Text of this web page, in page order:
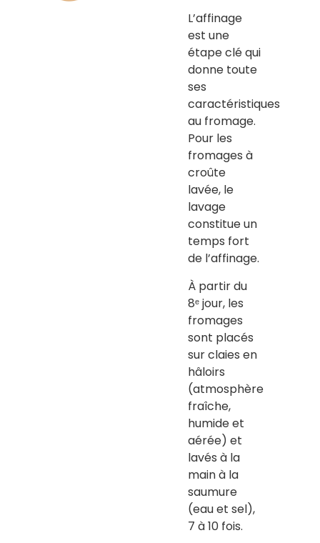
L’affinage
est une
étape clé qui
donne toute
ses
caractéristiques
au fromage.
Pour les
fromages à
croûte
lavée, le
lavage
constitue un
temps fort
de l’affinage.
À partir du
8ᵉ jour, les
fromages
sont placés
sur claies en
hâloirs
(atmosphère
fraîche,
humide et
aérée) et
lavés à la
main à la
saumure
(eau et sel),
7 à 10 fois.